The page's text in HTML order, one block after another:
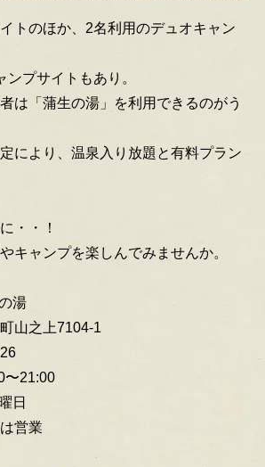
トのほか、2名利用のデュオキャン
プサイトもあり。
は「蒲生の湯」を利用できるのがう
により、温泉入り放題と有料プラン
・・！
キャンプを楽しんでみませんか。
湯
山之上7104-1
〜21:00
日
営業